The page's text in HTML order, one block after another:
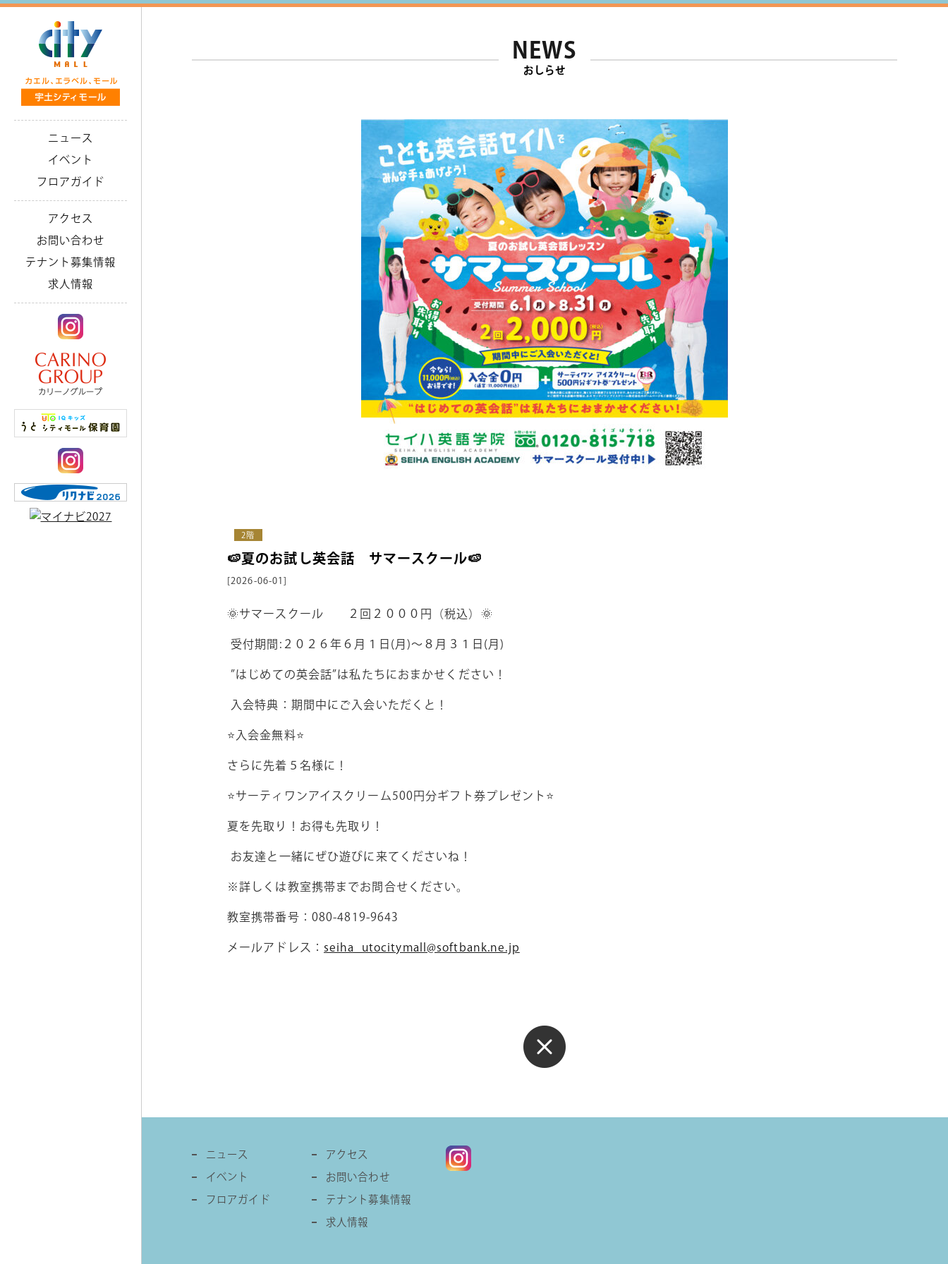
ニュース
イベント
フロアガイド
アクセス
お問い合わせ
テナント募集情報
求人情報
NEWS
おしらせ
2階
🍉夏のお試し英会話 サマースクール🍉
[2026-06-01]
🌞サマースクール ２回２０００円（税込）🌞
受付期間:２０２６年６月１日(月)～８月３１日(月)
”はじめての英会話”は私たちにおまかせください！
入会特典：期間中にご入会いただくと！
⭐入会金無料⭐
さらに先着５名様に！
⭐サーティワンアイスクリーム500円分ギフト券プレゼント⭐
夏を先取り！お得も先取り！
お友達と一緒にぜひ遊びに来てくださいね！
※詳しくは教室携帯までお問合せください。
教室携帯番号： 080-4819-9643
メールアドレス： seiha_utocitymall@softbank.ne.jp
ニュース
イベント
フロアガイド
アクセス
お問い合わせ
テナント募集情報
求人情報